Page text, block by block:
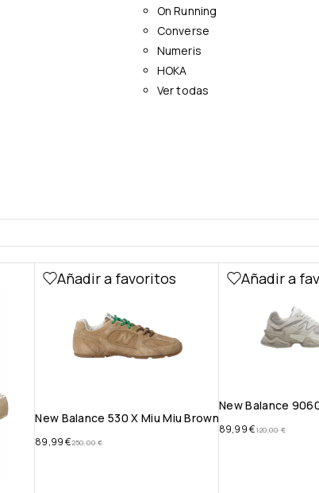
On Running
Converse
Numeris
HOKA
Ver todas
Añadir a favoritos
New Balance 530 X Miu Miu Brown
250,00€
89,99€
Añadir a
New Balance
120,00€
89,99€